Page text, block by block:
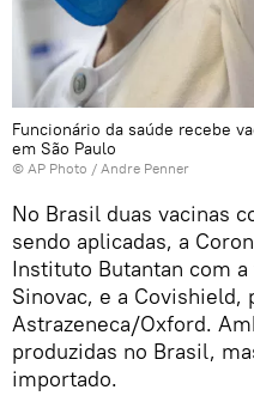
Funcionário da saúde recebe
em São Paulo
© AP Photo / Andre Penner
No Brasil duas vacinas
sendo aplicadas, a
Instituto Butantan com
Sinovac, e a Covishield,
Astrazeneca/Oxford.
produzidas no Brasil,
importado.